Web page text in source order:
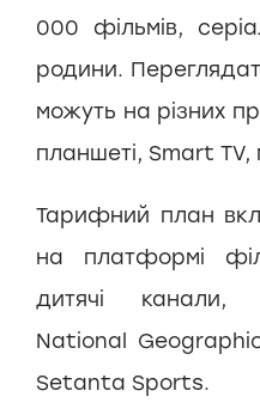
000 фільмів,
родини.
можуть на різних
планшеті, Smart TV,
Тарифний план
на платформі
дитячі канали,
National
Setanta Sports.